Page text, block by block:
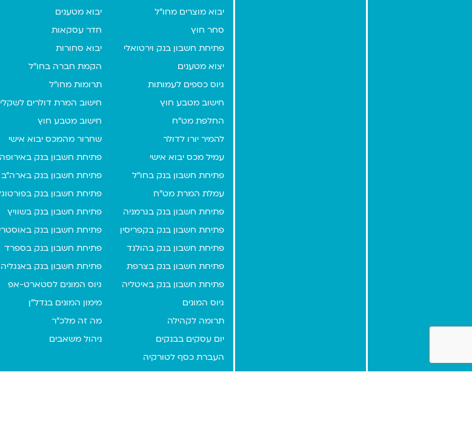
יבוא מוצרים מחו"ל
יבוא מטענים
סחר חוץ
חדר עסקאות
פתיחת חשבון בנק וירטואלי
יבוא סחורות
יצוא מטענים
הקמת חברה בחו"ל
גיוס כספים לעמותות
תרומות מחו"ל
חישוב מטבע חוץ
חישוב המרת דולרים
החלפת מט"ח
חישוב מטבע חוץ
להמיר יורו לדולר
שחרור מהמכס יבוא אישי
עמיל מכס יבוא אישי
פתיחת חשבון בנק באירופה
פתיחת חשבון בנק בחו"ל
פתיחת חשבון בנק בארה"ב
עמלת המרת מט"ח
פתיחת חשבון בנק
פתיחת חשבון בנק בגרמניה
פתיחת חשבון בנק בשוויץ
פתיחת חשבון בנק בקפריסין
פתיחת חשבון בנק
פתיחת חשבון בנק בהולנד
פתיחת חשבון בנק בספרד
פתיחת חשבון בנק בצרפת
פתיחת חשבון בנק באנגליה
פתיחת חשבון בנק באיטליה
גיוס המונים לסטארט-אפ
גיוס המונים
מימון המונים בנדל"ן
תרומה לקהילה
מה זה מלכ"ר
יום עסקים בבנקים
ניהול משאבים
העברת כסף לטורקיה